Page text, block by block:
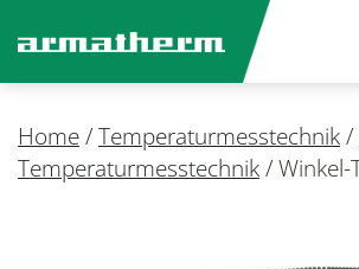
Home/Temperaturmesstechnik/
Temperaturmesstechnik/